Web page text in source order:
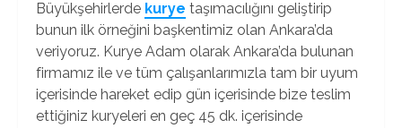
Büyükşehirlerde kurye taşımacılığını geliştirip
bunun ilk örneğini başkentimiz olan Ankara’da
veriyoruz. Kurye Adam olarak Ankara’da bulunan
firmamız ile ve tüm çalışanlarımızla tam bir uyum
içerisinde hareket edip gün içerisinde bize teslim
ettiğiniz kuryeleri en geç 45 dk. içerisinde